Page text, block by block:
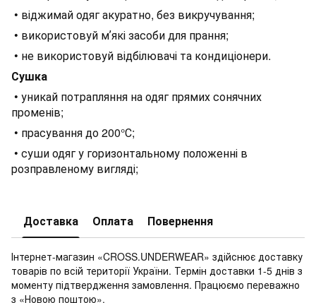
• віджимай одяг акуратно, без викручування;
• використовуй мʼякі засоби для прання;
• не використовуй відбілювачі та кондиціонери.
Сушка
• уникай потрапляння на одяг прямих сонячних
променів;
• прасування до 200°С;
• суши одяг у горизонтальному положенні в
розправленому вигляді;
Доставка Оплата Повернення
Інтернет-магазин «CROSS.UNDERWEAR» здійснює доставку
товарів по всій території України. Термін доставки 1-5 днів з
моменту підтвердження замовлення. Працюємо переважно
з «Новою поштою».